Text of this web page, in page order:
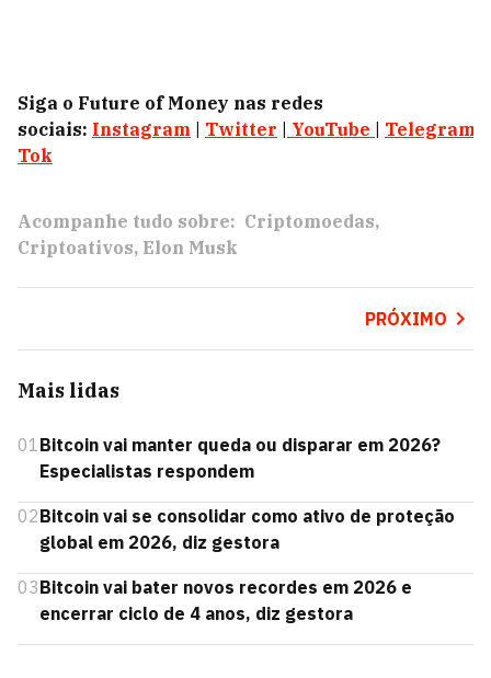
Siga o Future of Money nas redes
sociais: Instagram Twitter YouTube Telegram
Tok
Acompanhe tudo sobre: Criptomoedas
Criptoativos Elon Musk
PRÓXIMO
Mais lidas
01Bitcoin vai manter queda ou disparar em 2026?
Especialistas respondem
02Bitcoin vai se consolidar como ativo de proteção
global em 2026, diz gestora
03Bitcoin vai bater novos recordes em 2026 e
encerrar ciclo de 4 anos, diz gestora